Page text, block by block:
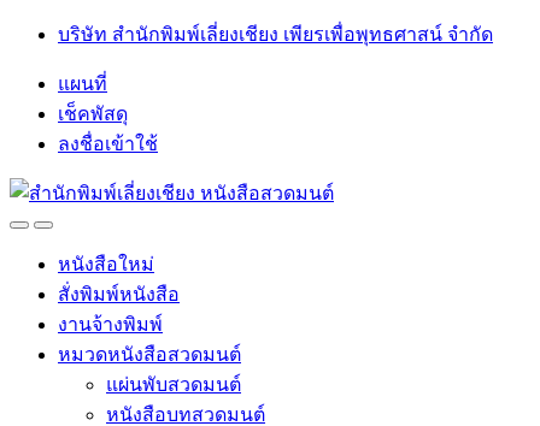
Skip
navigation
Skip
บริษัท สำนักพิมพ์เลี่ยงเชียง เพียรเพื่อพุทธศาสน์ จำกัด
แผนที่
เช็คพัสดุ
ลงชื่อเข้าใช้
OpenClose
หนังสือใหม่
สั่งพิมพ์หนังสือ
งานจ้างพิมพ์
หมวดหนังสือสวดมนต์
แผ่นพับสวดมนต์
หนังสือบทสวดมนต์